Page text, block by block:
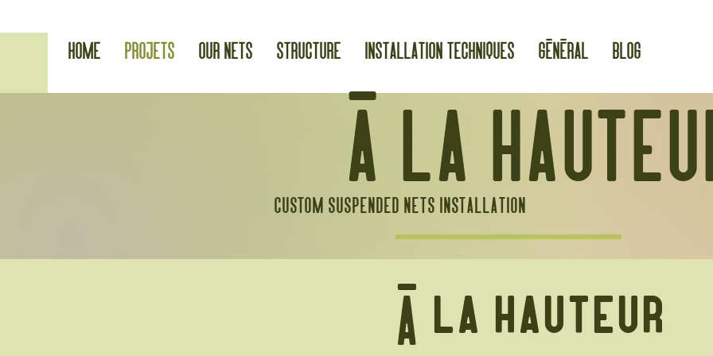
Home Projets Our nets Structure Installation Techniques Général Blog
à la
custom suspended nets installation
À LA HAUTEUR